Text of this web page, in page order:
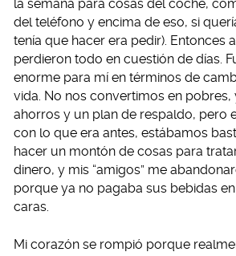
la semana para cosas del coche,
del teléfono y encima de eso, si
tenía que hacer era pedir). Entonces
perdieron todo en cuestión de días.
enorme para mí en términos de
vida. No nos convertimos en pobres,
ahorros y un plan de respaldo, pero
con lo que era antes, estábamos
hacer un montón de cosas para
dinero, y mis “amigos” me
porque ya no pagaba sus bebidas
caras.
Mi corazón se rompió porque